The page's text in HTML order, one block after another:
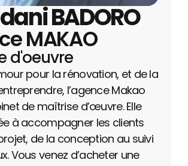
BADORO
MAKAO
d'oeuvre
pour la rénovation, et de la
l’agence Makao
de maîtrise d’œuvre. Elle
à accompagner les clients
de la conception au suivi
Vous venez d’acheter une